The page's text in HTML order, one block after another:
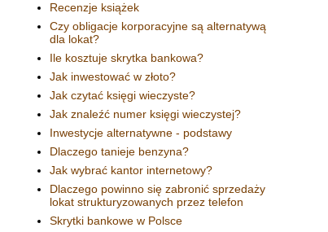
Recenzje książek
Czy obligacje korporacyjne są alternatywą
dla lokat?
Ile kosztuje skrytka bankowa?
Jak inwestować w złoto?
Jak czytać księgi wieczyste?
Jak znaleźć numer księgi wieczystej?
Inwestycje alternatywne - podstawy
Dlaczego tanieje benzyna?
Jak wybrać kantor internetowy?
Dlaczego powinno się zabronić sprzedaży
lokat strukturyzowanych przez telefon
Skrytki bankowe w Polsce